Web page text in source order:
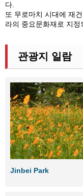
다.
또 무로마치 시대에 재
라의 중요문화재로 지정
관광지 일람
Jinbei Park